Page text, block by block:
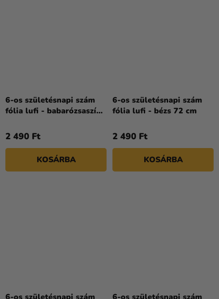
6-os születésnapi szám
fólia lufi - babarózsaszín
2 490 Ft
KOSÁRBA
6-os születésnapi szám
fólia lufi - bézs 72 cm
2 490 Ft
KOSÁRBA